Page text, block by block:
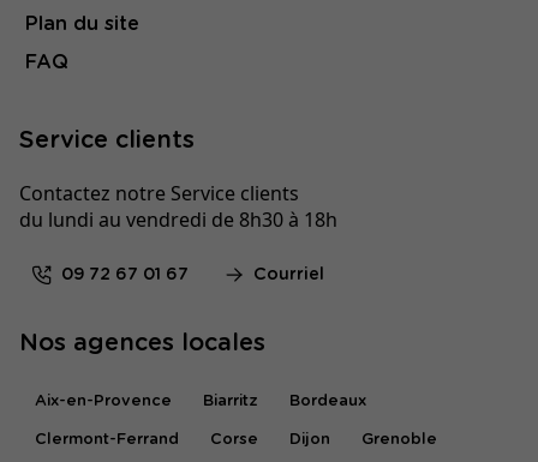
Plan du site
FAQ
Service clients
Contactez notre Service clients
du lundi au vendredi de 8h30 à 18h
09 72 67 01 67 Courriel
Nos agences locales
Aix-en-Provence Biarritz Bordeaux
Clermont-Ferrand Corse Dijon Grenoble